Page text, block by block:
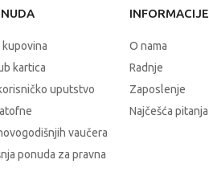
kartica
uputstvo
vaučera
ponuda za pravna
INFORMACIJE
O nama
Radnje
Zaposlenje
Najčešća pitanja